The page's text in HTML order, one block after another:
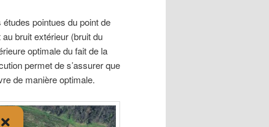
pointues du point de
bruit extérieur (bruit du
optimale du fait de la
permet de s’assurer que
de manière optimale.